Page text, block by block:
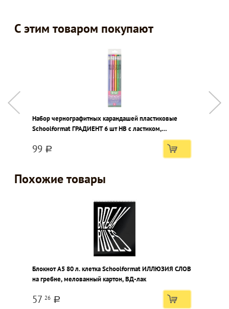
С этим товаром покупают
Набор чернографитных карандашей пластиковые
Schoolformat ГРАДИЕНТ 6 шт HB с ластиком,
пластиковая
99 a
Похожие товары
Блокнот А5 80 л. клетка Schoolformat ИЛЛЮЗИЯ СЛОВ
на гребне, мелованный картон, ВД-лак
57 26 a